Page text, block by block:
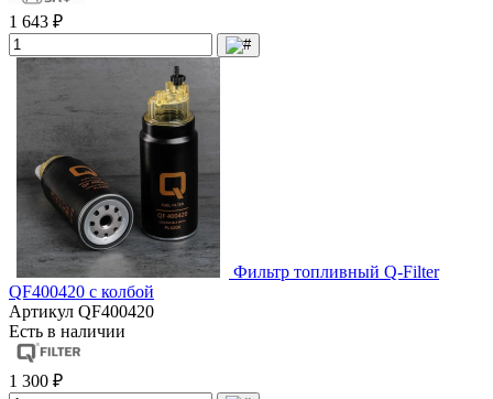
1 643 ₽
Фильтр топливный Q-Filter
QF400420 с колбой
Артикул QF400420
Есть в наличии
1 300 ₽